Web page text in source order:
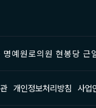
명예원로의원 현봉당
개인정보처리방침 사업